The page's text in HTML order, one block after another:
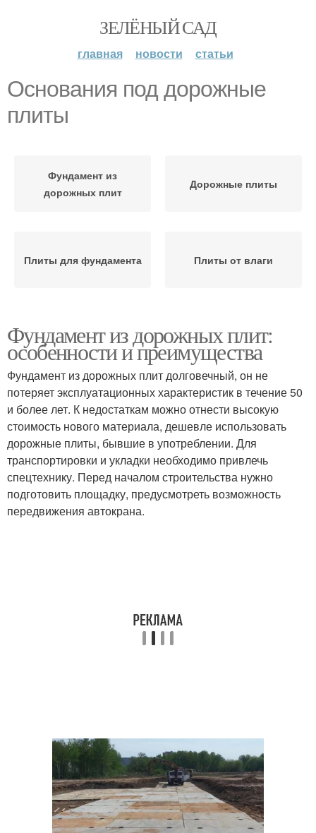
ЗЕЛЁНЫЙ САД
главная новости статьи
Основания под дорожные
плиты
Фундамент из
дорожных плит
Дорожные плиты
Плиты для фундамента Плиты от влаги
Фундамент из дорожных плит:
особенности и преимущества
Фундамент из дорожных плит долговечный, он не
потеряет эксплуатационных характеристик в течение 50
и более лет. К недостаткам можно отнести высокую
стоимость нового материала, дешевле использовать
дорожные плиты, бывшие в употреблении. Для
транспортировки и укладки необходимо привлечь
спецтехнику. Перед началом строительства нужно
подготовить площадку, предусмотреть возможность
передвижения автокрана.